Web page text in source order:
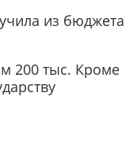
из бюджета
200 тыс. Кроме